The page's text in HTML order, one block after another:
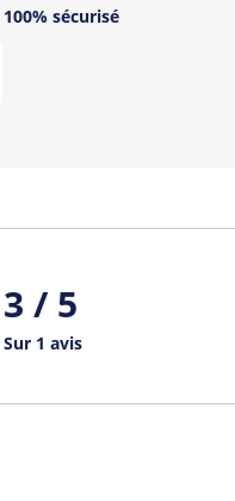
100% sécurisé
3 / 5
Sur 1 avis